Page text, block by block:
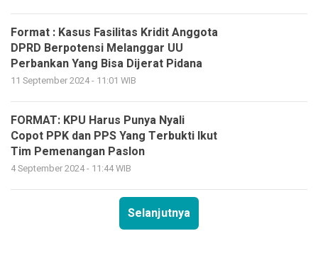
Format : Kasus Fasilitas Kridit Anggota
DPRD Berpotensi Melanggar UU
Perbankan Yang Bisa Dijerat Pidana
11 September 2024 - 11:01 WIB
FORMAT: KPU Harus Punya Nyali
Copot PPK dan PPS Yang Terbukti Ikut
Tim Pemenangan Paslon
4 September 2024 - 11:44 WIB
Selanjutnya